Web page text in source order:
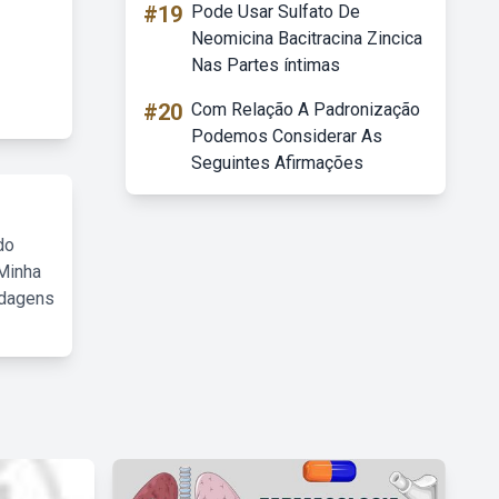
#19 Pode Usar Sulfato De
Neomicina Bacitracina Zincica
Nas Partes íntimas
#20 Com Relação A Padronização
Podemos Considerar As
Seguintes Afirmações